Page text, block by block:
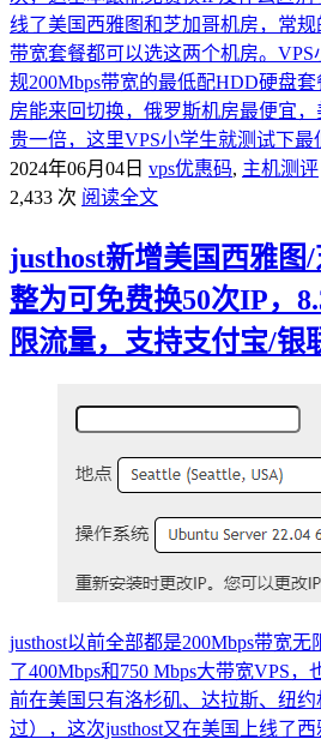
线了美国西雅图和芝加哥机房，常规
带宽套餐都可以选这两个机房。
规200Mbps带宽的最低配HDD硬盘套
房能来回切换，俄罗斯机房最便宜
贵一倍，这里VPS小学生就测试下最
2024年06月04日 vps优惠码, 主机测评
2,433 次 阅读全文
justhost新增美国西雅图
整为可免费换50次IP，
限流量，支持支付宝/银
justhost以前全部都是200Mbps带宽
了400Mbps和750 Mbps大带宽VPS，
前在美国只有洛杉矶、达拉斯、纽
过），这次justhost又在美国上线了